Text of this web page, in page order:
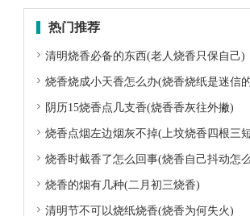
热门推荐
 清明烧香必备的东西(老人烧香只保自己)
 烧香烧成小天香怎么办(烧香烧纸是迷信
 阴历15烧香点几支香(烧香香灰往外撇)
 烧香点烟左边烟灰不掉(上坟烧香四根三短一长
 烧香时截香了怎么回事(烧香自己抖动怎么回事
 烧香的烟有几种(二月初三烧香)
 清明节不可以烧纸烧香(烧香为何失火)